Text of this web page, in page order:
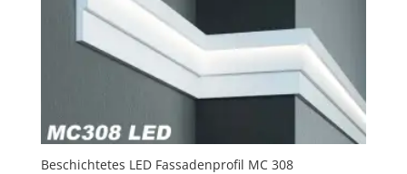
Beschichtetes LED Fassadenprofil MC 308